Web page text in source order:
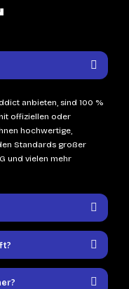
anbieten, sind 100 %
offiziellen oder
hochwertige,
Standards großer
und vielen mehr